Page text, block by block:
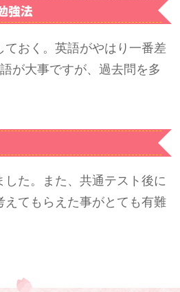
強法
おく。英語がやはり一番差
が大事ですが、過去問を多
た。また、共通テスト後に
てもらえた事がとても有難